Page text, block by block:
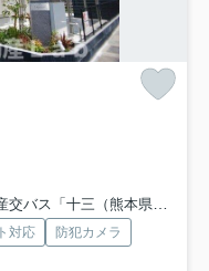
交バス「十三（熊本県）」バス停下車 徒歩6分
対応
防犯カメラ